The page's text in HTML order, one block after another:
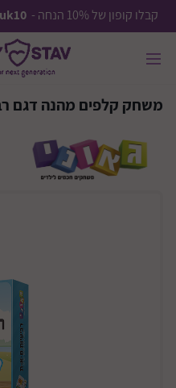
קבלו קופון של 10% הנחה -
משחק קלפים מהנה דגם